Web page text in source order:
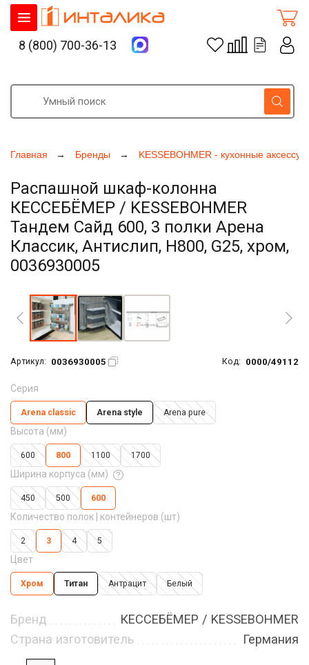
Главная Бренды KESSEBOHMER - кухонные
Распашной шкаф-колонна
КЕССЕБЁМЕР / KESSEBOHMER
Тандем Сайд 600, 3 полки Арена
Классик, Антислип, H800, G25, хром,
0036930005
Артикул: 0036930005 Код: 0000/49112
Серия
Arena classic Arena style Arena pure
Высота (мм)
600 800 1100 1700
Ширина корпуса (мм)
450 500 600
Количество полок | контейнеров (шт)
2 3 4 5
Цвет
Хром Титан Антрацит Белый
Бренд
КЕССЕБЁМЕР / KESSEBOHMER
Страна изготовитель
Германия
8 (800) 700-36-13